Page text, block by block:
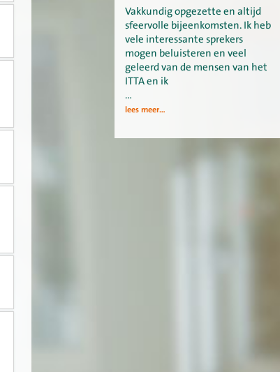
Vakkundig opgezette en altijd
sfeervolle bijeenkomsten. Ik heb
vele interessante sprekers
mogen beluisteren en veel
geleerd van de mensen van het
ITTA en ik
…
lees meer...